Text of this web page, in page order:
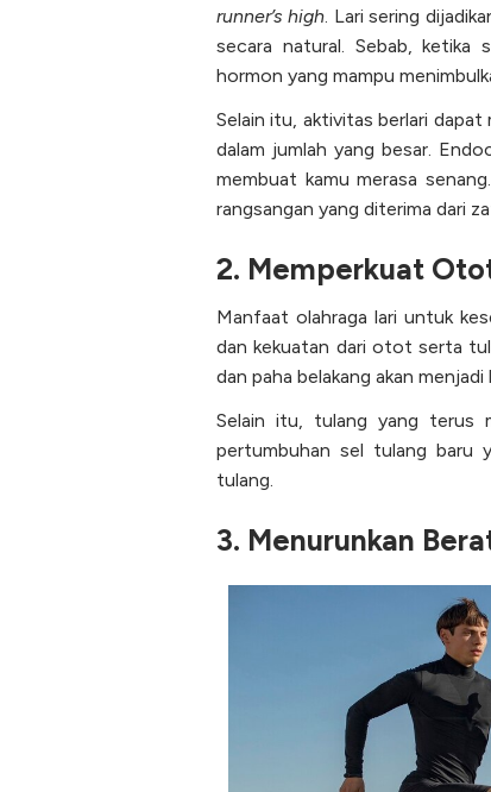
runner’s high. Lari sering
secara natural. Sebab, ketika
hormon yang mampu
Selain itu, aktivitas berlari
dalam jumlah yang besar.
membuat kamu merasa
rangsangan yang diterima dari
2. Memperkuat
Manfaat olahraga lari untuk
dan kekuatan dari otot serta
dan paha belakang akan
Selain itu, tulang yang terus
pertumbuhan sel tulang baru
tulang.
3. Menurunkan